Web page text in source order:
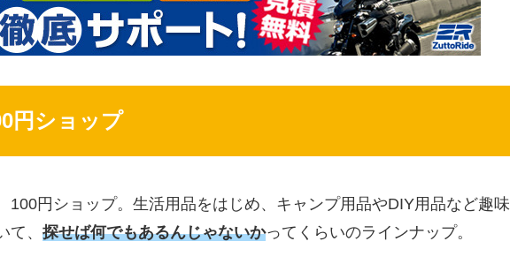
円ショップ
100円ショップ。生活用品をはじめ、キャンプ用品やDIY用品など趣味
、 探せば何でもあるんじゃないかってくらいのラインナップ。